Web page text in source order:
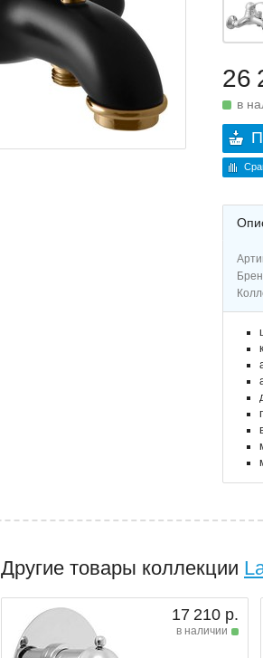
26
в
Другие товары коллекции
17 210 р.
в наличии